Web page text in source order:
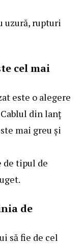
uzură, rupturi
cel mai
este o alegere
din lanț
mai greu și
de tipul de
de
să fie de cel